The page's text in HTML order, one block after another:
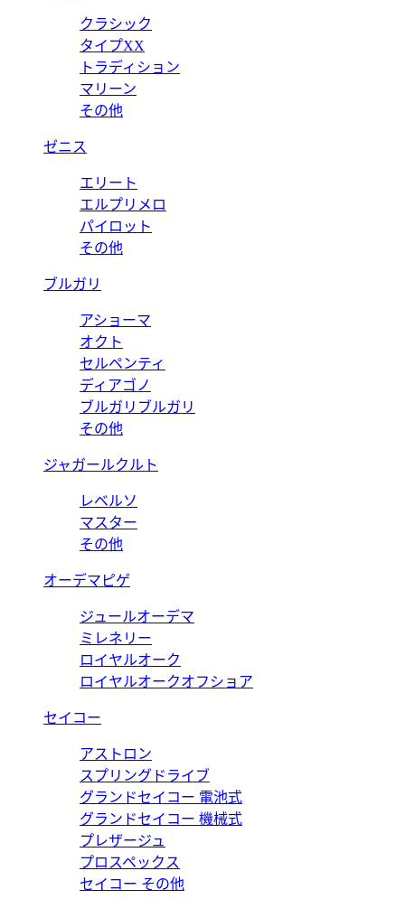
クラシック
タイプXX
トラディション
マリーン
その他
ゼニス
エリート
エルプリメロ
パイロット
その他
ブルガリ
アショーマ
オクト
セルペンティ
ディアゴノ
ブルガリブルガリ
その他
ジャガールクルト
レベルソ
マスター
その他
オーデマピゲ
ジュールオーデマ
ミレネリー
ロイヤルオーク
ロイヤルオークオフショア
セイコー
アストロン
スプリングドライブ
グランドセイコー 電池式
グランドセイコー 機械式
プレザージュ
プロスペックス
セイコー その他